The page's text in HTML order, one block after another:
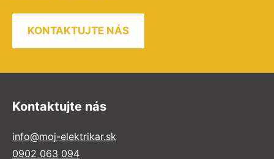
KONTAKTUJTE NÁS
Kontaktujte nás
info@moj-elektrikar.sk
0902 063 094